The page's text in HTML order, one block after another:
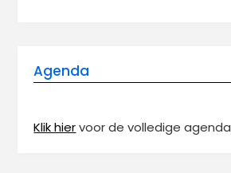
Agenda
Klik hiervoor de volledige agenda